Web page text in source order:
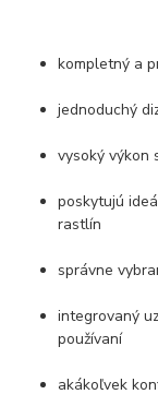
kompletný a
jednoduchý
vysoký výkon
poskytujú
rastlín
správne
integrovaný
používaní
akákoľvek